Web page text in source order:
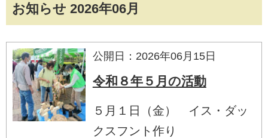
お知らせ 2026年06月
公開日：2026年06月15日
令和８年５月の活動
５月１日（金） イス・ダッ
クスフント作り